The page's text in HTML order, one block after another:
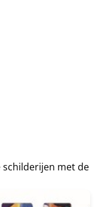
met de